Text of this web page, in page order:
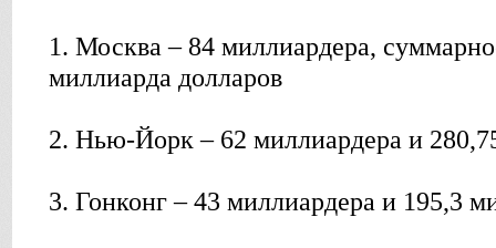
1. Москва – 84 миллиардера,
миллиарда долларов
2. Нью-Йорк – 62 миллиардера и
3. Гонконг – 43 миллиардера и 195,3